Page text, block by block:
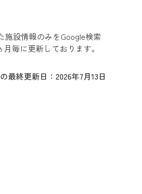
施設情報のみをGoogle検索
毎に更新しております。
最終更新日：2026年7月13日